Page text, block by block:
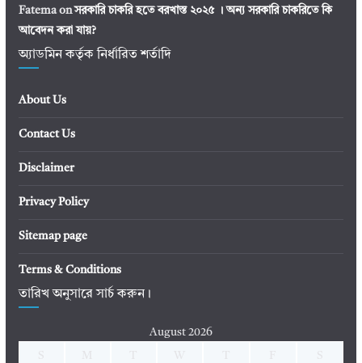
Fatemaonসরকারি চাকরি হতে বরখাস্ত ২০২৫ । অন্য সরকারি চাকরিতে কি
আবেদন করা যায়?
অ্যাডমিন কর্তৃক নির্ধারিত শর্তাদি
About Us
Contact Us
Disclaimer
Privacy Policy
Sitemap page
Terms & Conditions
তারিখ অনুসারে সার্চ করুন।
August 2026